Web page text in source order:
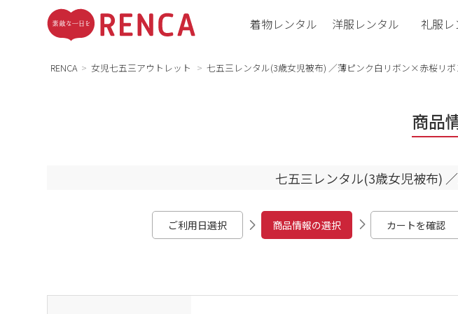
着物レンタル 洋服レンタル 礼服レ
RENCA 女児七五三アウトレット 七五三レンタル(3歳女児被布) ／薄ピンク白リボン×赤桜リボ
商品
七五三レンタル(3歳女児被布)
ご利用日選択 商品情報の選択 カートを確認